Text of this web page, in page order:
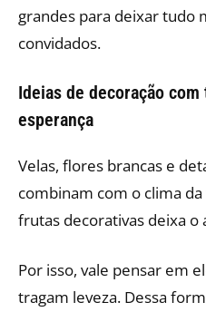
grandes para deixar tudo
convidados.
Ideias de decoração
esperança
Velas, flores brancas e
combinam com o clima
frutas decorativas deixa
Por isso, vale pensar em
tragam leveza. Dessa